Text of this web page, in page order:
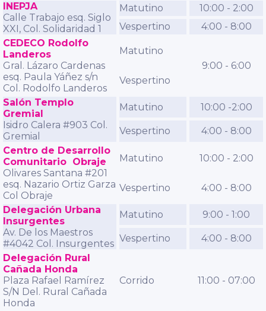
INEPJA
Calle Trabajo esq. Siglo
XXI, Col. Solidaridad 1
Matutino
10:00 - 2:00
Vespertino
4:00 - 8:00
CEDECO Rodolfo
Landeros
Gral. Lázaro Cardenas
esq. Paula Yáñez s/n
Col. Rodolfo Landeros
Matutino
9:00 - 6:00
Vespertino
Salón Templo
Gremial
Isidro Calera #903 Col.
Gremial
Matutino 10:00 -2:00
Vespertino
4:00 - 8:00
Centro de Desarrollo
Comunitario Obraje
Olivares Santana #201
esq. Nazario Ortiz Garza
Col Obraje
Matutino 10:00 - 2:00
Vespertino
4:00 - 8:00
Delegación Urbana
Insurgentes
Av. De los Maestros
#4042 Col. Insurgentes
Matutino 9:00 - 1:00
Vespertino
4:00 - 8:00
Delegación Rural
Cañada Honda
Plaza Rafael Ramírez
S/N Del. Rural Cañada
Honda
Corrido 11:00 - 07:00